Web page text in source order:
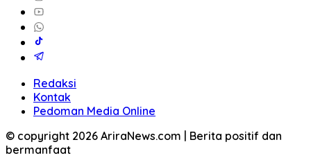
Redaksi
Kontak
Pedoman Media Online
© copyright 2026 AriraNews.com | Berita positif dan
bermanfaat